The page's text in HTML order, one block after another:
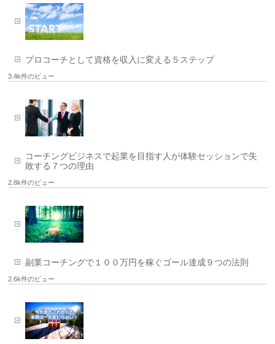
プロコーチとして資格を収入に変える５ステップ
3.4k件のビュー
コーチングビジネスで起業を目指す人が体験セッションで失
敗する７つの理由
2.8k件のビュー
副業コーチングで１００万円を稼ぐゴール達成９つの法則
2.6k件のビュー